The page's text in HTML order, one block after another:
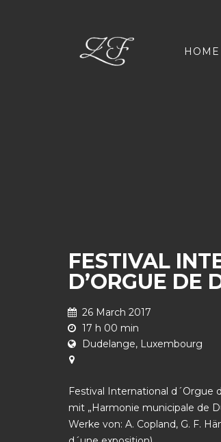
HOME
FESTIVAL
D’ORGUE DE
26 March 2017
17 h 00 min
Dudelange, Luxembourg
Festival International d´Orgue
mit „Harmonie municipale de
Werke von: A. Copland, G. F.